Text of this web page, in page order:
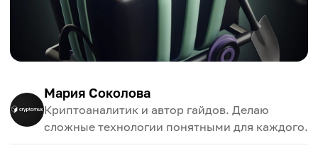
Мария Соколова
Криптоаналитик и автор гайдов. Делаю
сложные технологии понятными для каждого.